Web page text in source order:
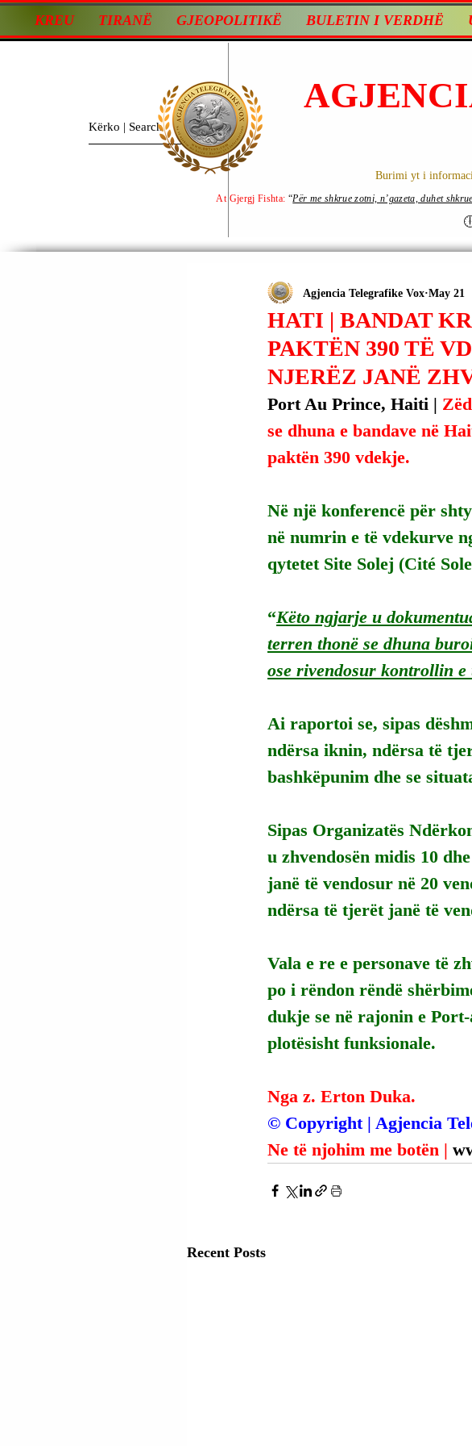
KREU TIRANË GJEOPOLITIKË BULETIN I VERDHË
Burimi yt i
At Gjergj Fishta: “Për me shkrue zotni, n’gazeta, duhet
HATI | BANDAT
PAKTËN 390 TË
NJERËZ JANË
Agjencia Telegrafike Vox May 21
Port Au Prince, Haiti |
se dhuna e bandave në
paktën 390 vdekje.
Në një konferencë për
në numrin e të vdekurve
qytetet Site Solej (Cité
“Këto ngjarje u
terren thonë se dhuna
ose rivendosur kontrollin
Ai raportoi se, sipas
ndërsa iknin, ndërsa të
bashkëpunim dhe se
Sipas Organizatës
u zhvendosën midis 10
janë të vendosur në 20
ndërsa të tjerët janë të
Vala e re e personave të
po i rëndon rëndë
dukje se në rajonin e
plotësisht funksionale.
Nga z. Erton Duka.
© Copyright | Agjencia
Ne të njohim me botën |
Recent Posts